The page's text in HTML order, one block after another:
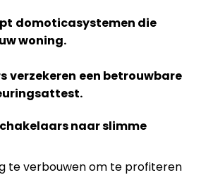
domoticasystemen die
woning.
verzekeren een betrouwbare
naar slimme
te verbouwen om te profiteren